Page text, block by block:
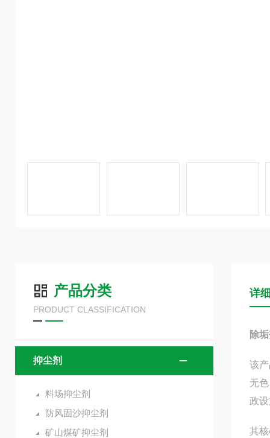
产品分类
PRODUCT CLASSIFICATION
抑尘剂
料场抑尘剂
防风固沙抑尘剂
矿山煤矿抑尘剂
详
除
该
无
政
其